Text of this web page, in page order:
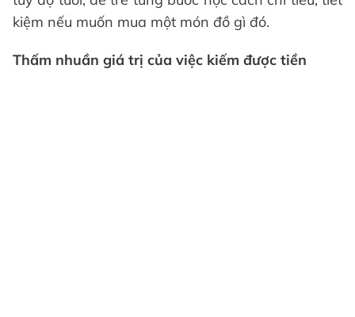
kiệm nếu muốn mua một món đồ gì đó.
Thấm nhuần giá trị của việc kiếm được tiền